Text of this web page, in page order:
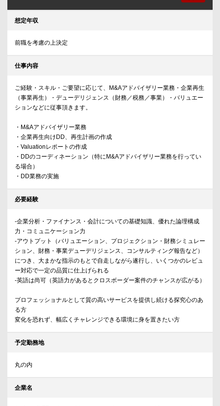
想定年収
前職を考慮の上決定
仕事内容
ご経験・スキル・ご要望に応じて、M&Aアドバイザリー業務・企業再生
（事業再生）・デューデリジェンス（財務／税務／事業）・バリュエー
ションなどに従事頂きます。
・M&Aアドバイザリー業務
・企業再生向けDD、再生計画の作成
・Valuationレポートの作成
・DDのコーディネーション（特にM&Aアドバイザリー業務を行ってい
る場合）
・DD業務の実施
必要経験
-企業分析・ファイナンス・会計についての基礎知識、優れた論理構成
力・コミュニケーション力
-アウトプット（バリュエーション、プロジェクション・財務シミュレー
ション、財務・事業デューデリジェンス、コンサルティング報告など）
につき、大まかな指示のもとで自走しながら遂行し、いくつかのレビュ
ー対応で一定の品質に仕上げられる
-英語は尚可（英語力があるとクロスボーダー案件のチャンスが広がる）
プロフェッショナルとして質の高いサービスを提供し続ける探究心のあ
る方
変化を恐れず、幅広くチャレンジできる環境に身を置きたい方
予定勤務地
丸の内
企業名